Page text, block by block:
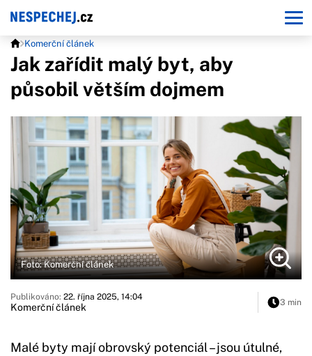
Komerční článek
Jak zařídit malý byt, aby
působil větším dojmem
Foto: Komerční článek
Publikováno: 22. října 2025, 14:04
Komerční článek 3 min
Malé byty mají obrovský potenciál – jsou útulné,